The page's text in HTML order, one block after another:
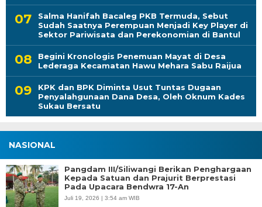
Salma Hanifah Bacaleg PKB Termuda, Sebut
Sudah Saatnya Perempuan Menjadi Key Player di
Sektor Pariwisata dan Perekonomian di Bantul
Begini Kronologis Penemuan Mayat di Desa
Lederaga Kecamatan Hawu Mehara Sabu Raijua
KPK dan BPK Diminta Usut Tuntas Dugaan
Penyalahgunaan Dana Desa, Oleh Oknum Kades
Sukau Bersatu
NASIONAL
Pangdam III/Siliwangi Berikan Penghargaan
Kepada Satuan dan Prajurit Berprestasi
Pada Upacara Bendwra 17-An
Juli 19, 2026 | 3:54 am WIB